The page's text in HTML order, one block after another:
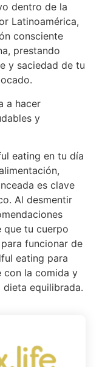
dentro de la
Latinoamérica,
consciente
prestando
y saciedad de tu
a hacer
y
eating en tu día
es clave
Al desmentir
que tu cuerpo
funcionar de
eating para
con la comida y
equilibrada.